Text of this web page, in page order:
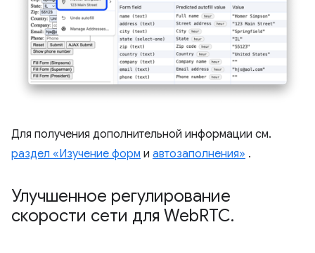
Для получения дополнительной информации см.
раздел «Изучение форм и автозаполнения» .
Улучшенное регулирование
скорости сети для WebRTC.